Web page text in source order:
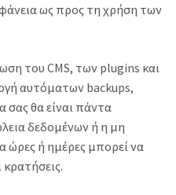
ως προς τη χρήση των
του CMS, των plugins και
αυτόματων backups,
σας θα είναι πάντα
δεδομένων ή η μη
ώρες ή ημέρες μπορεί να